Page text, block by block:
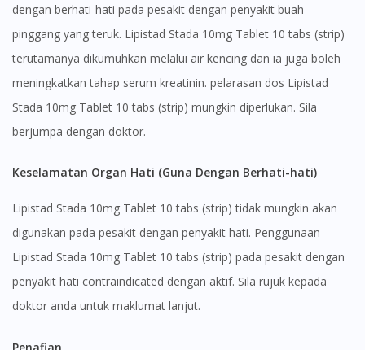
dengan berhati-hati pada pesakit dengan penyakit buah
pinggang yang teruk. Lipistad Stada 10mg Tablet 10 tabs (strip)
terutamanya dikumuhkan melalui air kencing dan ia juga boleh
meningkatkan tahap serum kreatinin. pelarasan dos Lipistad
Stada 10mg Tablet 10 tabs (strip) mungkin diperlukan. Sila
berjumpa dengan doktor.
Keselamatan Organ Hati (Guna Dengan Berhati-hati)
Lipistad Stada 10mg Tablet 10 tabs (strip) tidak mungkin akan
digunakan pada pesakit dengan penyakit hati. Penggunaan
Lipistad Stada 10mg Tablet 10 tabs (strip) pada pesakit dengan
penyakit hati contraindicated dengan aktif. Sila rujuk kepada
doktor anda untuk maklumat lanjut.
Penafian